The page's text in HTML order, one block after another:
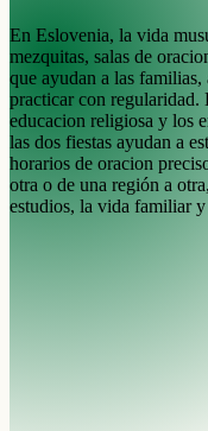
En Eslovenia, la vida
mezquitas, salas de
que ayudan a las familias,
practicar con regularidad.
educacion religiosa y los
las dos fiestas ayudan a
horarios de oracion
otra o de una región a
estudios, la vida familiar